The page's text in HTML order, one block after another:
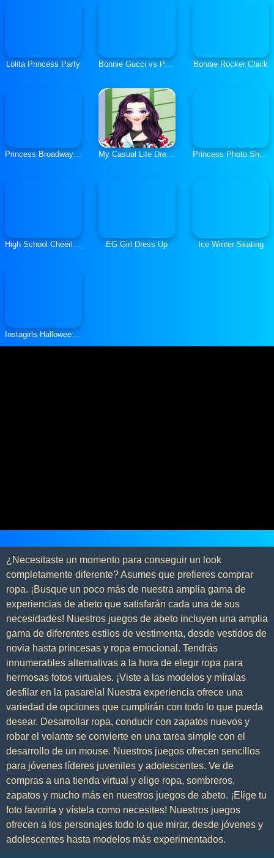
Lolita Princess Party Bonnie Gucci vs Prada Bonnie Rocker Chick
Princess Broadway Shopping My Casual Life Dress Up Princess Photo Shopping Dressup
High School Cheerleader Dress Up EG Girl Dress Up Ice Winter Skating
Instagirls Halloween Dress Up
¿Necesitaste un momento para conseguir un look
completamente diferente? Asumes que prefieres comprar
ropa. ¡Busque un poco más de nuestra amplia gama de
experiencias de abeto que satisfarán cada una de sus
necesidades! Nuestros juegos de abeto incluyen una amplia
gama de diferentes estilos de vestimenta, desde vestidos de
novia hasta princesas y ropa emocional. Tendrás
innumerables alternativas a la hora de elegir ropa para
hermosas fotos virtuales. ¡Viste a las modelos y míralas
desfilar en la pasarela! Nuestra experiencia ofrece una
variedad de opciones que cumplirán con todo lo que pueda
desear. Desarrollar ropa, conducir con zapatos nuevos y
robar el volante se convierte en una tarea simple con el
desarrollo de un mouse. Nuestros juegos ofrecen sencillos
para jóvenes líderes juveniles y adolescentes. Ve de
compras a una tienda virtual y elige ropa, sombreros,
zapatos y mucho más en nuestros juegos de abeto. ¡Elige tu
foto favorita y vístela como necesites! Nuestros juegos
ofrecen a los personajes todo lo que mirar, desde jóvenes y
adolescentes hasta modelos más experimentados.